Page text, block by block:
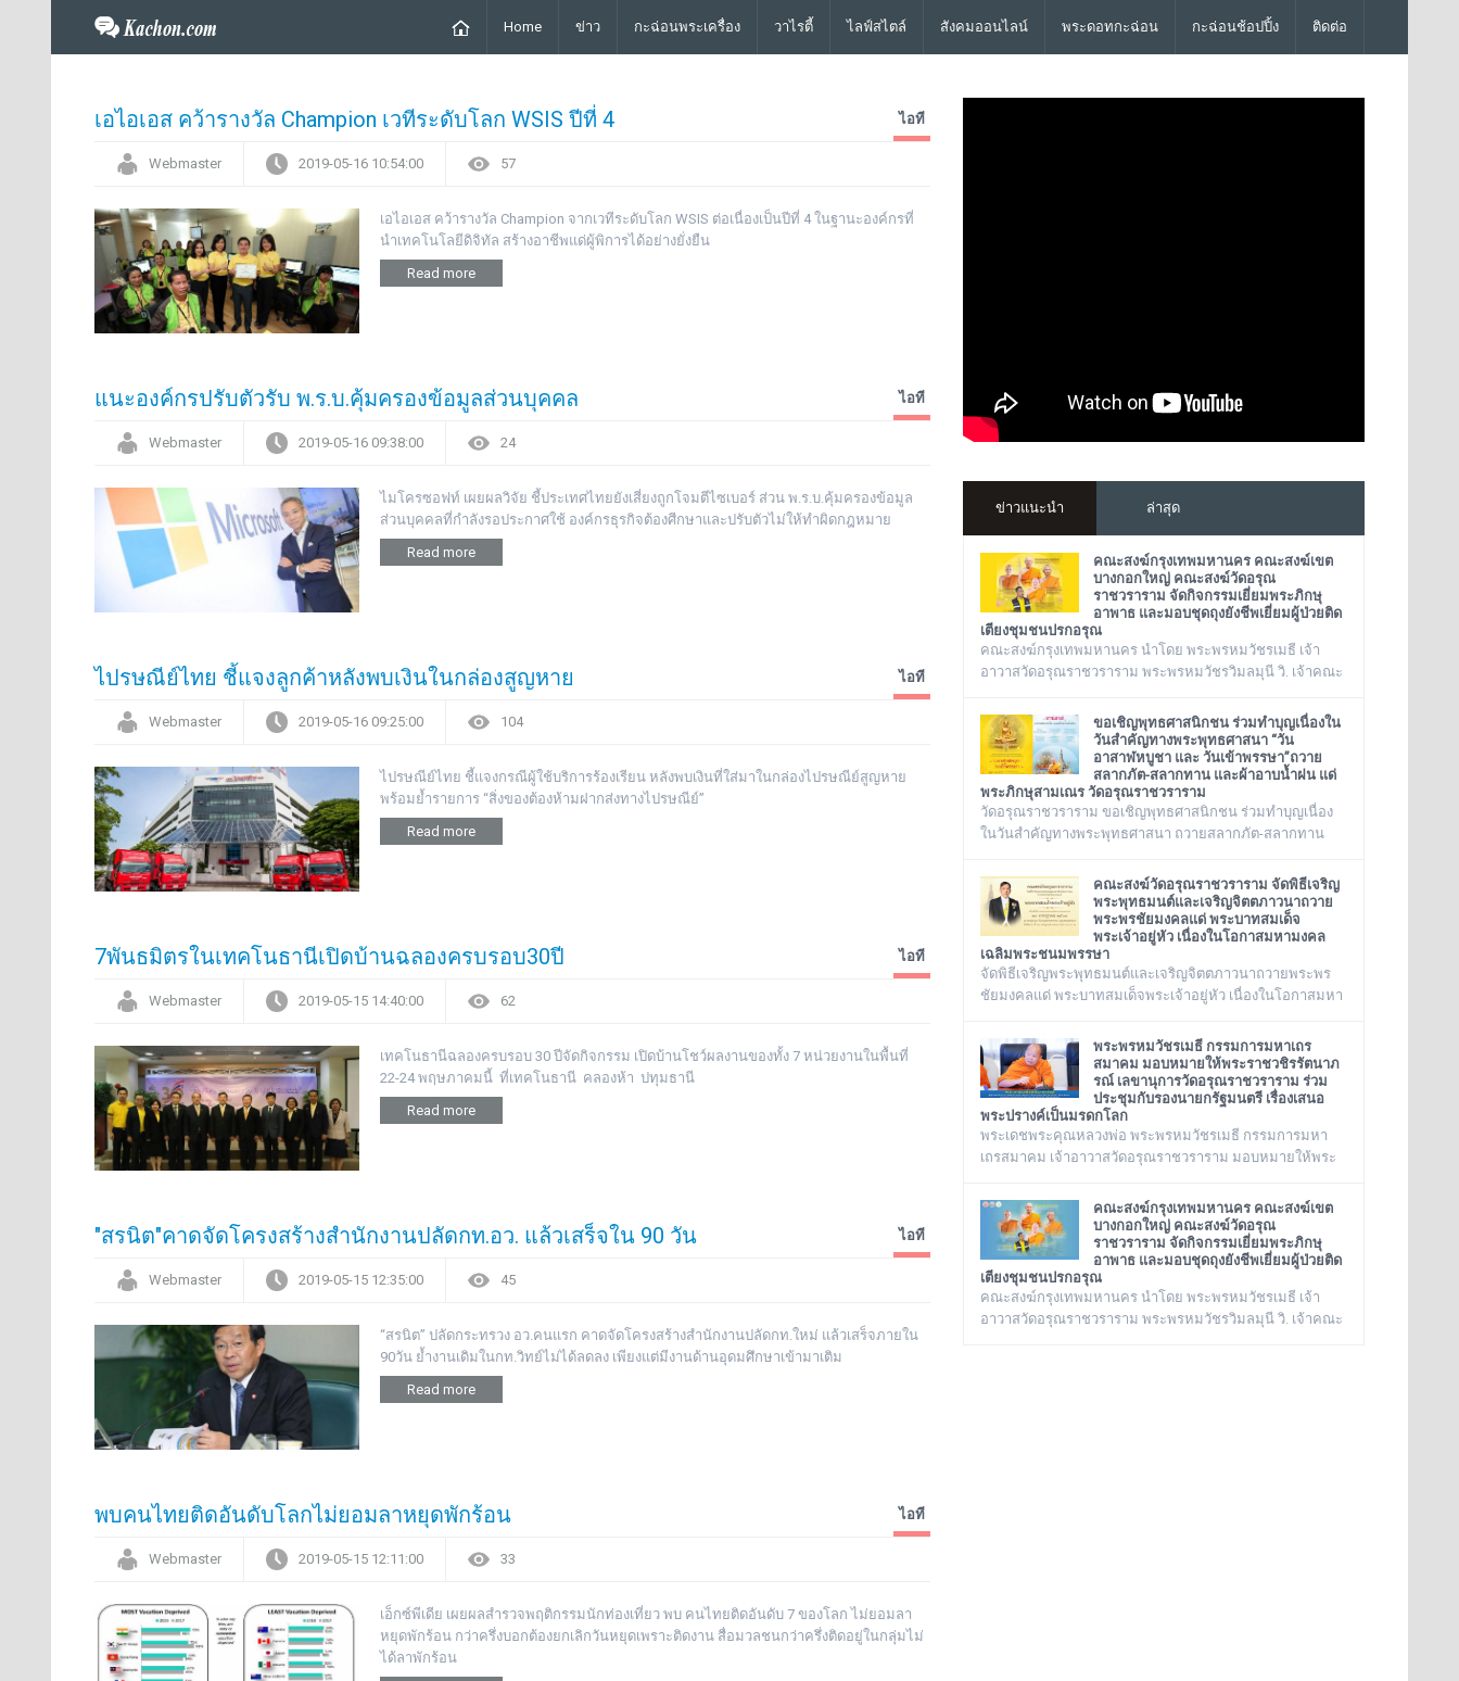
Home ข่าว กะฉ่อนพระเครื่อง วาไรตี้ ไลฟ์สไตล์ สังคมออนไลน์ พระดอทกะฉ่อน กะฉ่อนช้อปปิ้ง ติดต่อ
เอไอเอส คว้ารางวัล Champion เวทีระดับโลก WSIS ปีที่ 4 ไอที
Webmaster 2019-05-16 10:54:00 57
เอไอเอส คว้ารางวัล Champion จากเวทีระดับโลก WSIS ต่อเนื่องเป็นปีที่ 4 ในฐานะองค์กรที่
นำเทคโนโลยีดิจิทัล สร้างอาชีพแด่ผู้พิการได้อย่างยั่งยืน
Read more
แนะองค์กรปรับตัวรับ พ.ร.บ.คุ้มครองข้อมูลส่วนบุคคล ไอที
Webmaster 2019-05-16 09:38:00 24
ไมโครซอฟท์ เผยผลวิจัย ชี้ประเทศไทยยังเสี่ยงถูกโจมตีไซเบอร์ ส่วน พ.ร.บ.คุ้มครองข้อมูล
ส่วนบุคคลที่กำลังรอประกาศใช้ องค์กรธุรกิจต้องศีกษาและปรับตัวไม่ให้ทำผิดกฎหมาย
Read more
ไปรษณีย์ไทย ชี้แจงลูกค้าหลังพบเงินในกล่องสูญหาย ไอที
Webmaster 2019-05-16 09:25:00 104
ไปรษณีย์ไทย ชี้แจงกรณีผู้ใช้บริการร้องเรียน หลังพบเงินที่ใส่มาในกล่องไปรษณีย์สูญหาย
พร้อมย้ำรายการ “สิ่งของต้องห้ามฝากส่งทางไปรษณีย์”
Read more
7พันธมิตรในเทคโนธานีเปิดบ้านฉลองครบรอบ30ปี ไอที
Webmaster 2019-05-15 14:40:00 62
เทคโนธานีฉลองครบรอบ 30 ปีจัดกิจกรรม เปิดบ้านโชว์ผลงานของทั้ง 7 หน่วยงานในพื้นที่
22-24 พฤษภาคมนี้ ที่เทคโนธานี คลองห้า ปทุมธานี
Read more
"สรนิต"คาดจัดโครงสร้างสำนักงานปลัดกท.อว. แล้วเสร็จใน 90 วัน ไอที
Webmaster 2019-05-15 12:35:00 45
“สรนิต” ปลัดกระทรวง อว.คนแรก คาดจัดโครงสร้างสำนักงานปลัดกท.ใหม่ แล้วเสร็จภายใน
90วัน ย้ำงานเดิมในกท.วิทย์ไม่ได้ลดลง เพียงแต่มีงานด้านอุดมศึกษาเข้ามาเติม
Read more
พบคนไทยติดอันดับโลกไม่ยอมลาหยุดพักร้อน ไอที
Webmaster 2019-05-15 12:11:00 33
เอ็กซ์พีเดีย เผยผลสำรวจพฤติกรรมนักท่องเที่ยว พบ คนไทยติดอันดับ 7 ของโลก ไม่ยอมลา
หยุดพักร้อน กว่าครึ่งบอกต้องยกเลิกวันหยุดเพราะติดงาน สื่อมวลชนกว่าครึ่งติดอยู่ในกลุ่มไม่
ได้ลาพักร้อน
ข่าวแนะนำ ล่าสุด
คณะสงฆ์กรุงเทพมหานคร คณะสงฆ์เขต
บางกอกใหญ่ คณะสงฆ์วัดอรุณ
ราชวราราม จัดกิจกรรมเยี่ยมพระภิกษุ
อาพาธ และมอบชุดถุงยังชีพเยี่ยมผู้ป่วยติด
เตียงชุมชนปรกอรุณ
คณะสงฆ์กรุงเทพมหานคร นำโดย พระพรหมวัชรเมธี เจ้า
อาวาสวัดอรุณราชวราราม พระพรหมวัชรวิมลมุนี วิ. เจ้าคณะ
บางกอกใหญ่ เจ้าอาวาสวัดชิโนรสาราม และ พระราชวชิรรัต
นาภรณ์ ดร. (ชุมพร นิติสาโร) เจ้าคณะแขวงวัดอรุณ, รองวัด
อรุณราชวราราม นายเกียรติวิสุทธิ์ เพ็ชรหมื่นไวย ผู้อำนวย
การเขตบางกอกใหญ่ จัดโครงการเยี่ยมพระภิกษุอาพาธในเขต
บางกอกใหญ่ และเยี่ยม/มอบถุงยัง
ขอเชิญพุทธศาสนิกชน ร่วมทำบุญเนื่องใน
วันสำคัญทางพระพุทธศาสนา “วัน
อาสาฬหบูชา และ วันเข้าพรรษา”ถวาย
สลากภัต-สลากทาน และผ้าอาบน้ำฝน แด่
พระภิกษุสามเณร วัดอรุณราชวราราม
วัดอรุณราชวราราม ขอเชิญพุทธศาสนิกชน ร่วมทำบุญเนื่อง
ในวันสำคัญทางพระพุทธศาสนา ถวายสลากภัต-สลากทาน
๑๓๖ รูป วันพฤหัสบดี ที่ ๓๐ กรกฎาคม พ.ศ. ๒๕๖๙ เวลา ๑๒.๐๐
น. ณ พระวิหาร วัดอรุณราชวราราม กรุงเทพมหานคร
คณะสงฆ์วัดอรุณราชวราราม จัดพิธีเจริญ
พระพุทธมนต์และเจริญจิตตภาวนาถวาย
พระพรชัยมงคลแด่ พระบาทสมเด็จ
พระเจ้าอยู่หัว เนื่องในโอกาสมหามงคล
เฉลิมพระชนมพรรษา
จัดพิธีเจริญพระพุทธมนต์และเจริญจิตตภาวนาถวายพระพร
ชัยมงคลแด่ พระบาทสมเด็จพระเจ้าอยู่หัว เนื่องในโอกาสมหา
อุโบสถ วัดอรุณราชวราราม กรุงเทพเทพมหานครในวันอังคาร
ที่ ๒๘ กรกฎาคม ๒๕๖๙
พระพรหมวัชรเมธี กรรมการมหาเถร
สมาคม มอบหมายให้พระราชวชิรรัตนาภ
รณ์ เลขานุการวัดอรุณราชวราราม ร่วม
ประชุมกับรองนายกรัฐมนตรี เรื่องเสนอ
พระปรางค์เป็นมรดกโลก
พระเดชพระคุณหลวงพ่อ พระพรหมวัชรเมธี กรรมการมหา
เถรสมาคม เจ้าอาวาสวัดอรุณราชวราราม มอบหมายให้พระ
ร่วมประชุมกับรองนายกรัฐมนตรี เรื่องเสนอพระปรางค์เป็น
มรดกโลก ณ ทำเนียบรัฐบาล
คณะสงฆ์กรุงเทพมหานคร คณะสงฆ์เขต
บางกอกใหญ่ คณะสงฆ์วัดอรุณ
ราชวราราม จัดกิจกรรมเยี่ยมพระภิกษุ
อาพาธ และมอบชุดถุงยังชีพเยี่ยมผู้ป่วยติด
เตียงชุมชนปรกอรุณ
คณะสงฆ์กรุงเทพมหานคร นำโดย พระพรหมวัชรเมธี เจ้า
อาวาสวัดอรุณราชวราราม พระพรหมวัชรวิมลมุนี วิ. เจ้าคณะ